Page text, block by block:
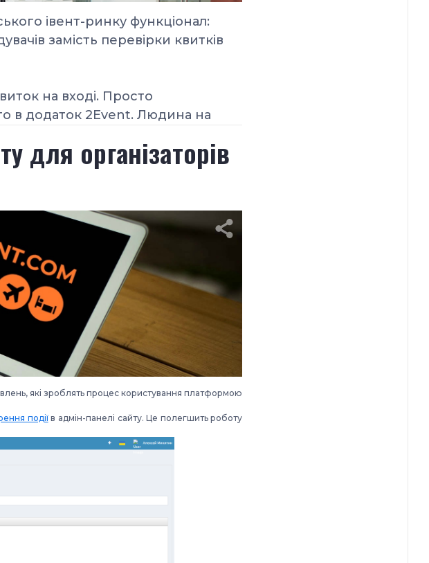
івент-ринку функціонал:
замість перевірки квитків
на вході. Просто
в додаток 2Event. Людина на
для організаторів
які зроблять процес користування платформою
подіїв адмін-панелі сайту. Це полегшить роботу